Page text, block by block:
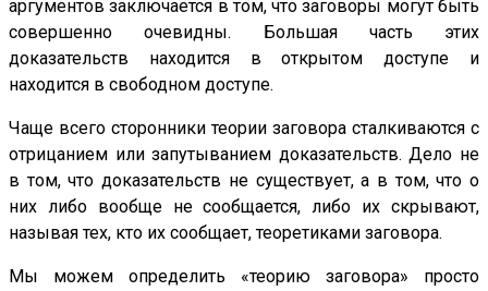
аргументов заключается в том, что заговоры могут быть
совершенно очевидны. Большая часть этих
доказательств находится в открытом доступе и
находится в свободном доступе.
Чаще всего сторонники теории заговора сталкиваются с
отрицанием или запутыванием доказательств. Дело не
в том, что доказательств не существует, а в том, что о
них либо вообще не сообщается, либо их скрывают,
называя тех, кто их сообщает, теоретиками заговора.
Мы можем определить «теорию заговора» просто